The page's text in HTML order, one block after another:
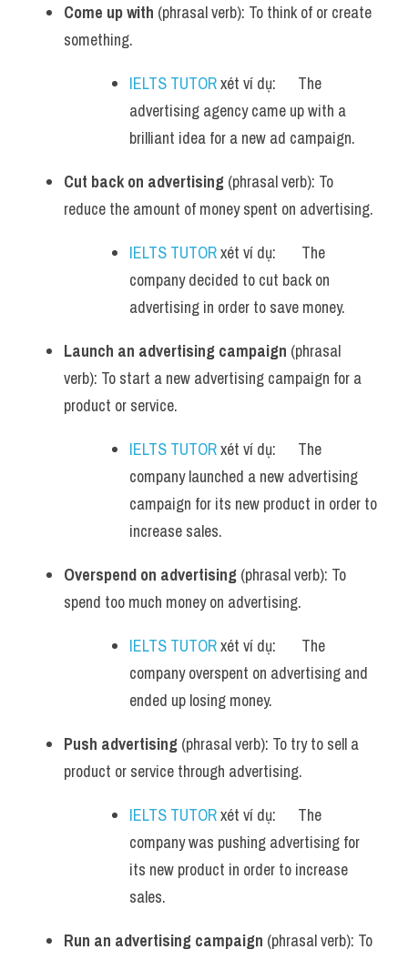
Come up with (phrasal verb): To think of or create
something.
IELTS TUTOR xét ví dụ:      The
advertising agency came up with a
brilliant idea for a new ad campaign.
Cut back on advertising (phrasal verb): To
reduce the amount of money spent on advertising.
IELTS TUTOR xét ví dụ:       The
company decided to cut back on
advertising in order to save money.
Launch an advertising campaign (phrasal
verb): To start a new advertising campaign for a
product or service.
IELTS TUTOR xét ví dụ:      The
company launched a new advertising
campaign for its new product in order to
increase sales.
Overspend on advertising (phrasal verb): To
spend too much money on advertising.
IELTS TUTOR xét ví dụ:       The
company overspent on advertising and
ended up losing money.
Push advertising (phrasal verb): To try to sell a
product or service through advertising.
IELTS TUTOR xét ví dụ:      The
company was pushing advertising for
its new product in order to increase
sales.
Run an advertising campaign (phrasal verb): To